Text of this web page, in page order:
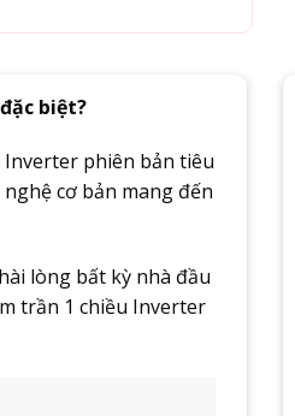
biệt?
Inverter phiên bản tiêu
cơ bản mang đến
lòng bất kỳ nhà đầu
trần 1 chiều Inverter